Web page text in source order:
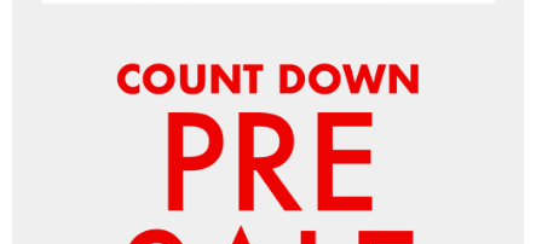
LADIES : レディース
DENIM : デニム
PANTS/SKIRT : パンツ・スカート
TOPS : トップス